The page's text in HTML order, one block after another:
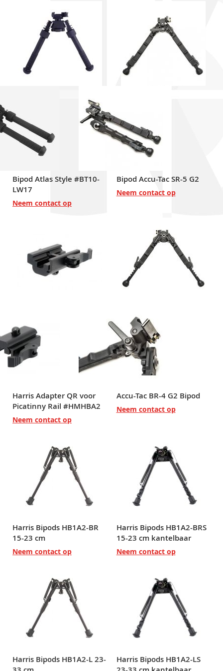
Bipod Atlas Style #BT10-
LW17
Neem contact op
Bipod Accu-Tac SR-5 G2
Neem contact op
Harris Adapter QR voor
Picatinny Rail #HMHBA2
Neem contact op
Accu-Tac BR-4 G2 Bipod
Neem contact op
Harris Bipods HB1A2-BR
15-23 cm
Neem contact op
Harris Bipods HB1A2-BRS
15-23 cm kantelbaar
Neem contact op
Harris Bipods HB1A2-L 23-
Harris Bipods HB1A2-LS